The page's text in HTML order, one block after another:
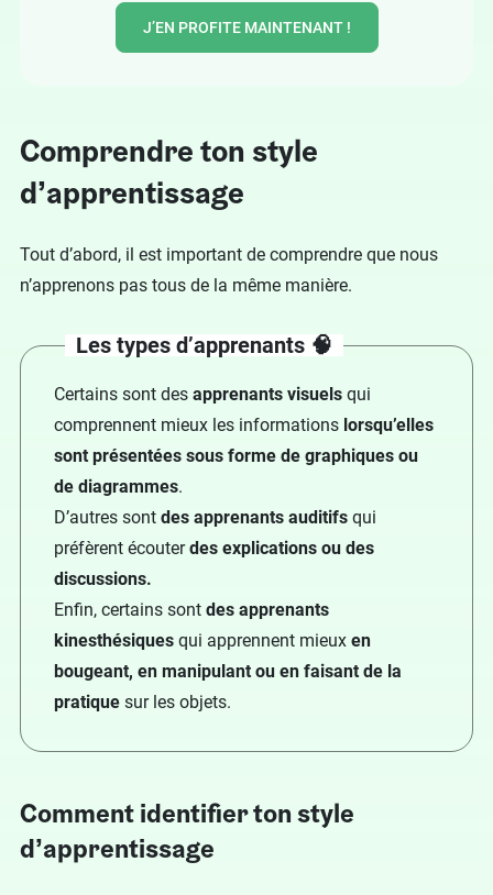
J’EN PROFITE MAINTENANT !
Comprendre ton style
d’apprentissage
Tout d’abord, il est important de comprendre que nous
n’apprenons pas tous de la même manière.
Les types d’apprenants 🧠
Certains sont des apprenants visuels qui
comprennent mieux les informations lorsqu’elles
sont présentées sous forme de graphiques ou
de diagrammes.
D’autres sont des apprenants auditifs qui
préfèrent écouterdes explications ou des
discussions.
Enfin, certains sont des apprenants
kinesthésiques qui apprennent mieux en
bougeant, en manipulant ou en faisant de la
pratique sur les objets.
Comment identifier ton style
d’apprentissage